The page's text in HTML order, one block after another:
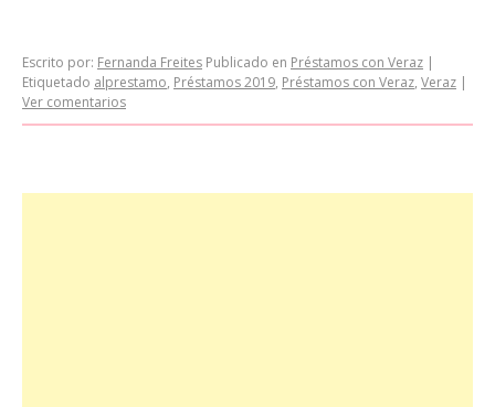
Escrito por: Fernanda Freites Publicado en Préstamos con Veraz |
Etiquetado alprestamo, Préstamos 2019, Préstamos con Veraz, Veraz |
Ver comentarios